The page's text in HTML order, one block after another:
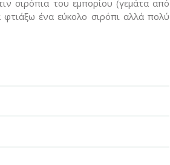
σιρόπια του εμπορίου (γεμάτα από
ένα εύκολο σιρόπι αλλά πολύ